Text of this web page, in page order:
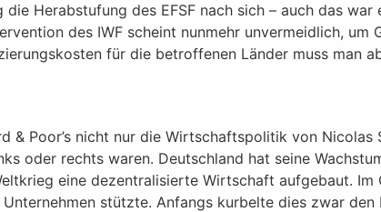
Herabstufung des EFSF nach sich – auch das
des IWF scheint nunmehr unvermeidlich,
für die betroffenen Länder muss man
& Poor’s nicht nur die Wirtschaftspolitik von
oder rechts waren. Deutschland hat seine
eine dezentralisierte Wirtschaft aufgebaut.
stützte. Anfangs kurbelte dies zwar